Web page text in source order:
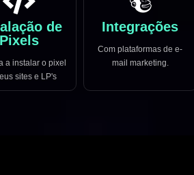
de
Pixels
a instalar o pixel
sites e LP's
Integrações
Com plataformas de e-
mail marketing.